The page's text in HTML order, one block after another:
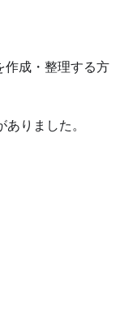
成・整理する方
りました。